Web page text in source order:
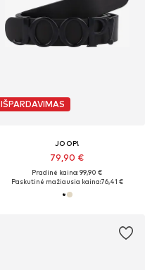
IŠPARDAVIMAS
JOOP!
79,90 €
Pradinė kaina: 99,90 €
Paskutinė mažiausia kaina:76,41 €